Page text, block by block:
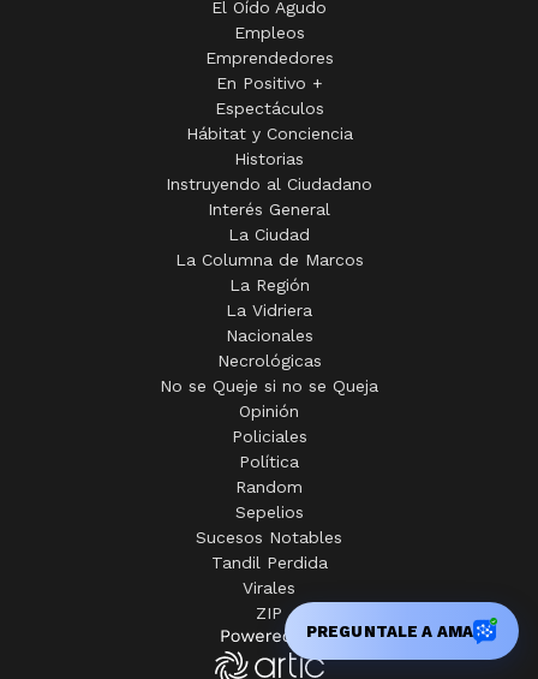
El Oído Agudo
Empleos
Emprendedores
En Positivo +
Espectáculos
Hábitat y Conciencia
Historias
Instruyendo al Ciudadano
Interés General
La Ciudad
La Columna de Marcos
La Región
La Vidriera
Nacionales
Necrológicas
No se Queje si no se Queja
Opinión
Policiales
Política
Random
Sepelios
Sucesos Notables
Tandil Perdida
Virales
ZIP
PREGUNTALE A AMA